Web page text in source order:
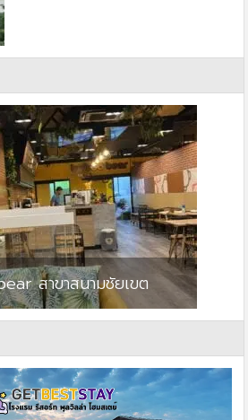
สาขาสนามชัยเขต